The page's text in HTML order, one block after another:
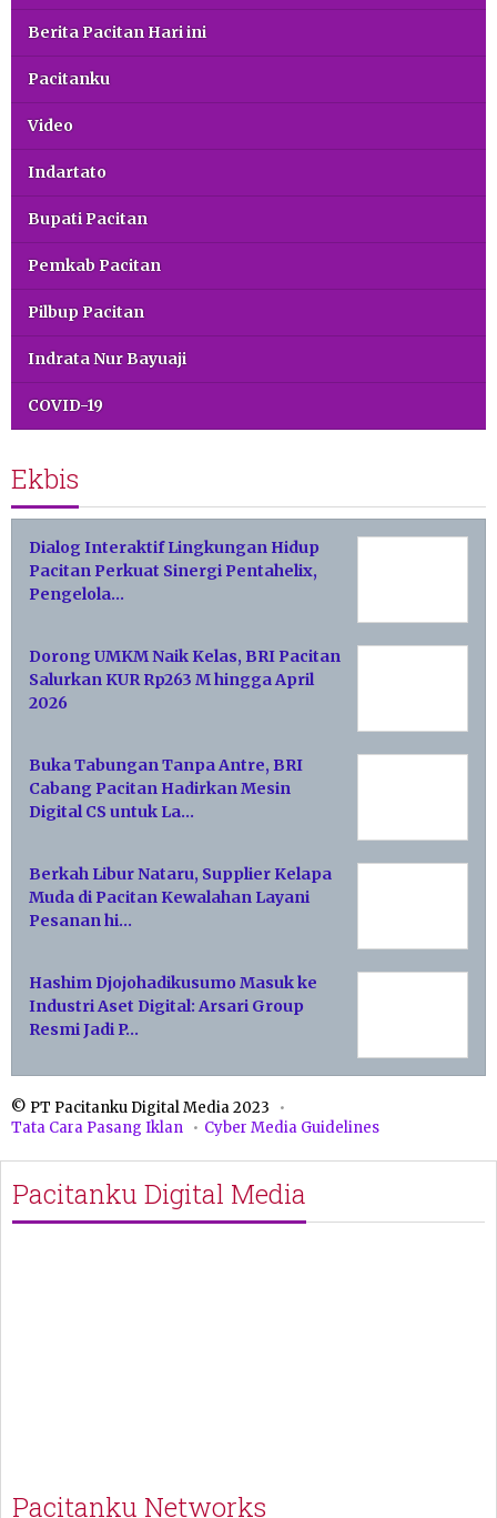
Berita Pacitan Hari ini
Pacitanku
Video
Indartato
Bupati Pacitan
Pemkab Pacitan
Pilbup Pacitan
Indrata Nur Bayuaji
COVID-19
Ekbis
Dialog Interaktif Lingkungan Hidup
Pacitan Perkuat Sinergi Pentahelix,
Pengelola…
Dorong UMKM Naik Kelas, BRI Pacitan
Salurkan KUR Rp263 M hingga April
2026
Buka Tabungan Tanpa Antre, BRI
Cabang Pacitan Hadirkan Mesin
Digital CS untuk La…
Berkah Libur Nataru, Supplier Kelapa
Muda di Pacitan Kewalahan Layani
Pesanan hi…
Hashim Djojohadikusumo Masuk ke
Industri Aset Digital: Arsari Group
Resmi Jadi P…
© PT Pacitanku Digital Media 2023
Tata Cara Pasang Iklan
Cyber Media Guidelines
Pacitanku Digital Media
Pacitanku Networks